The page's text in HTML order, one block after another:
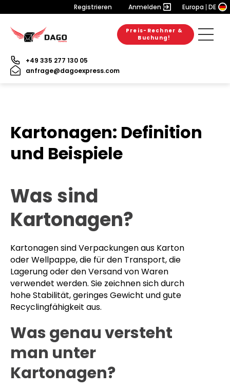
Registrieren Anmelden Europa DE
Preis-Rechner &
Buchung!
+49 335 277 130 05
anfrage@dagoexpress.com
Kartonagen: Definition
und Beispiele
Was sind
Kartonagen?
Kartonagen sind Verpackungen aus Karton
oder Wellpappe, die für den Transport, die
Lagerung oder den Versand von Waren
verwendet werden. Sie zeichnen sich durch
hohe Stabilität, geringes Gewicht und gute
Recyclingfähigkeit aus.
Was genau versteht
man unter
Kartonagen?